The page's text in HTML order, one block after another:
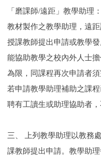
「磨課師/遠距」教學助理
教材製作之教學助理，遠
授課教師提出申請或教學
能協助教學之校內外人士
為限，同課程再次申請者
若申請教學助理補助之課
聘有工讀生或助理協助者
三、
上列教學助理以教務
課教師提出申請。教學助